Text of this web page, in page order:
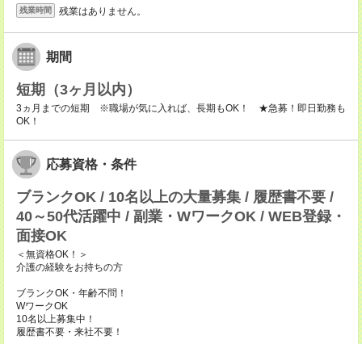
残業時間 残業はありません。
期間
短期（3ヶ月以内）
3ヵ月までの短期 ※職場が気に入れば、長期もOK！ ★急募！即日勤務も
OK！
応募資格・条件
ブランクOK / 10名以上の大量募集 / 履歴書不要 /
40～50代活躍中 / 副業・WワークOK / WEB登録・
面接OK
＜無資格OK！＞
介護の経験をお持ちの方
ブランクOK・年齢不問！
WワークOK
10名以上募集中！
履歴書不要・来社不要！